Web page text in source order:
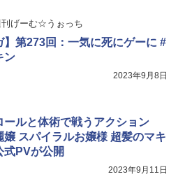
刊げーむ☆うぉっち
】第273回：一気に死にゲーに #
ン
2023年9月8日
ールと体術で戦うアクション
嬢 スパイラルお嬢様 超髪のマキ
式PVが公開
2023年9月11日